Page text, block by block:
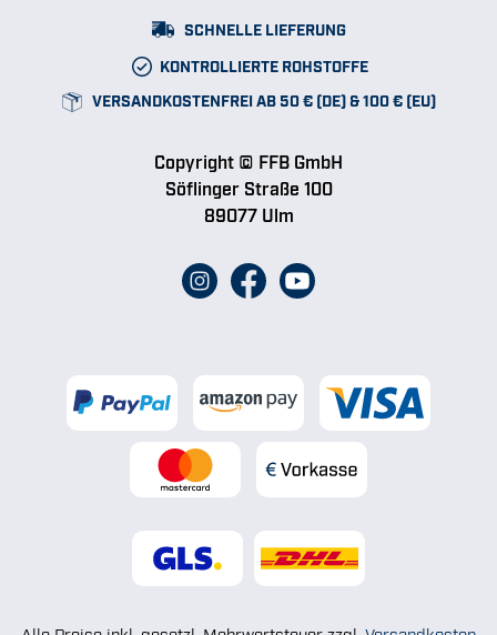
SCHNELLE LIEFERUNG
KONTROLLIERTE ROHSTOFFE
VERSANDKOSTENFREI AB 50 € (DE) & 100 € (EU)
Copyright © FFB GmbH
Söflinger Straße 100
89077 Ulm